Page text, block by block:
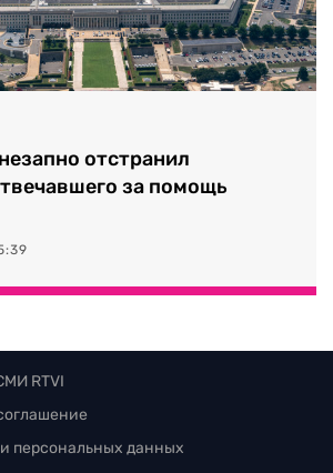
отстранил
за помощь
RTVI
персональных данных